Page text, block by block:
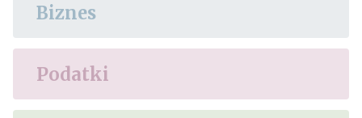
Biznes
Podatki